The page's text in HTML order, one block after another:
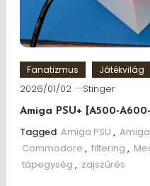
Fanatizmus Játékvilág
2026/01/02 Stinger
Amiga PSU+ [A500-
Tagged Amiga PSU , Amiga
Commodore , filtering ,
tápegység , zajszűrés